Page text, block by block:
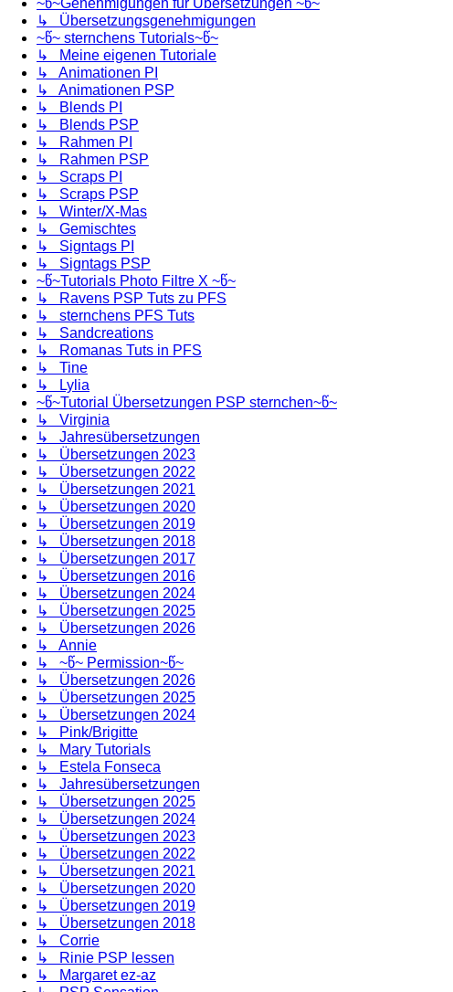
↳ Übersetzungsgenehmigungen
~წ~ sternchens Tutorials~წ~
↳ Meine eigenen Tutoriale
↳ Animationen PI
↳ Animationen PSP
↳ Blends PI
↳ Blends PSP
↳ Rahmen PI
↳ Rahmen PSP
↳ Scraps PI
↳ Scraps PSP
↳ Winter/X-Mas
↳ Gemischtes
↳ Signtags PI
↳ Signtags PSP
~წ~Tutorials Photo Filtre X ~წ~
↳ Ravens PSP Tuts zu PFS
↳ sternchens PFS Tuts
↳ Sandcreations
↳ Romanas Tuts in PFS
↳ Tine
↳ Lylia
~წ~Tutorial Übersetzungen PSP sternchen~წ~
↳ Virginia
↳ Jahresübersetzungen
↳ Übersetzungen 2023
↳ Übersetzungen 2022
↳ Übersetzungen 2021
↳ Übersetzungen 2020
↳ Übersetzungen 2019
↳ Übersetzungen 2018
↳ Übersetzungen 2017
↳ Übersetzungen 2016
↳ Übersetzungen 2024
↳ Übersetzungen 2025
↳ Übersetzungen 2026
↳ Annie
↳ ~წ~ Permission~წ~
↳ Übersetzungen 2026
↳ Übersetzungen 2025
↳ Übersetzungen 2024
↳ Pink/Brigitte
↳ Mary Tutorials
↳ Estela Fonseca
↳ Jahresübersetzungen
↳ Übersetzungen 2025
↳ Übersetzungen 2024
↳ Übersetzungen 2023
↳ Übersetzungen 2022
↳ Übersetzungen 2021
↳ Übersetzungen 2020
↳ Übersetzungen 2019
↳ Übersetzungen 2018
↳ Corrie
↳ Rinie PSP lessen
↳ Margaret ez-az